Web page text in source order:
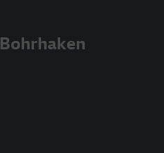
Bohrhaken